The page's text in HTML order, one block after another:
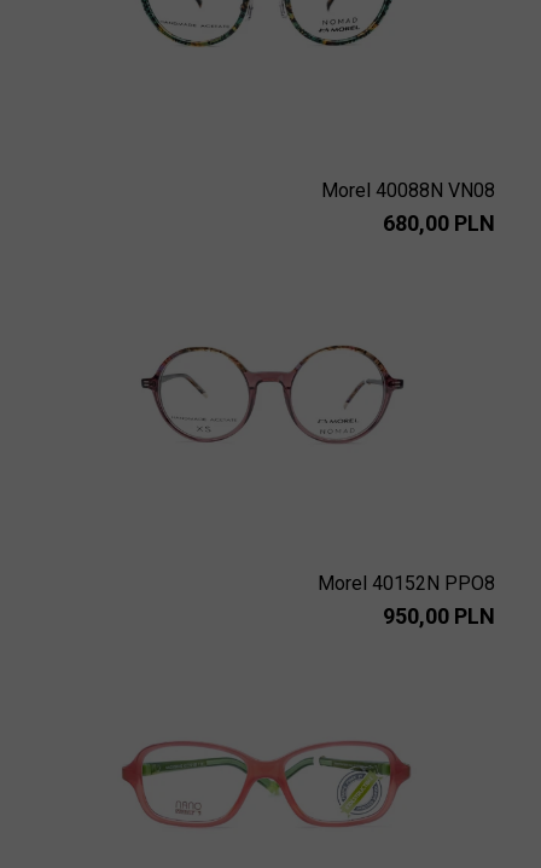
Morel 40088N VN08
680,00 PLN
Morel 40152N PPO8
950,00 PLN